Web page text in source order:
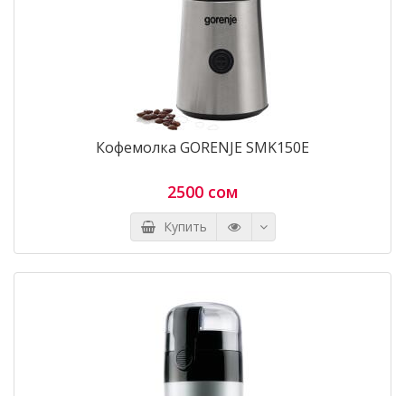
Кофемолка GORENJE SMK150E
2500 сом
Купить